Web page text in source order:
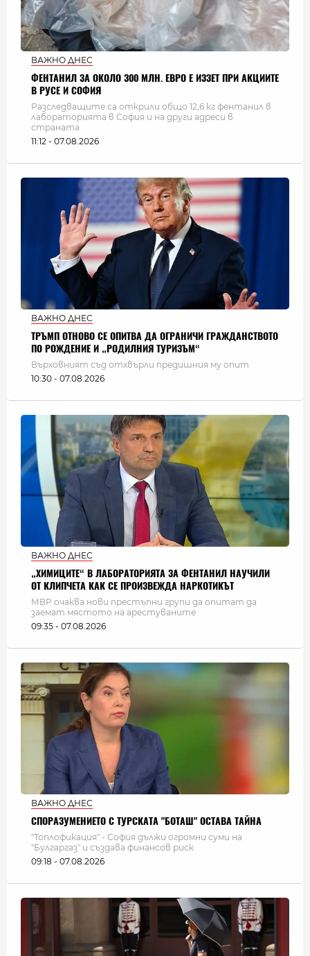
ВАЖНО ДНЕС
ФЕНТАНИЛ ЗА ОКОЛО 300 МЛН. ЕВРО Е ИЗЗЕТ ПРИ АКЦИИТЕ
В РУСЕ И СОФИЯ
Разследващите са открили общо 12,6 кг фентанил в
лабораторията в София и на други адреси в
страната
11:12 - 07.08.2026
ВАЖНО ДНЕС
ТРЪМП ОТНОВО СЕ ОПИТВА ДА ОГРАНИЧИ ГРАЖДАНСТВОТО
ПО РОЖДЕНИЕ И „РОДИЛНИЯ ТУРИЗЪМ“
Върховният съд отхвърли предишния му опит
10:30 - 07.08.2026
ВАЖНО ДНЕС
„ХИМИЦИТЕ“ В ЛАБОРАТОРИЯТА ЗА ФЕНТАНИЛ НАУЧИЛИ
ОТ КЛИПЧЕТА КАК СЕ ПРОИЗВЕЖДА НАРКОТИКЪТ
МВР очаква нови престъпни групи да опитат да
заемат мястото на арестуваните
09:35 - 07.08.2026
ВАЖНО ДНЕС
СПОРАЗУМЕНИЕТО С ТУРСКАТА "БОТАШ" ОСТАВА ТАЙНА
"Топлофикация" - София дължи огромни суми на
"Булгаргаз" и създава финансов риск
09:18 - 07.08.2026